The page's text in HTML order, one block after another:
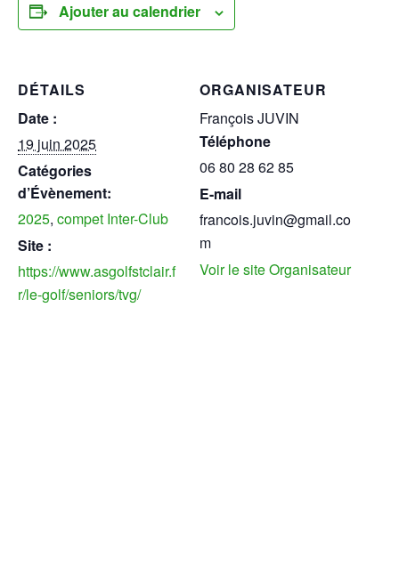
Ajouter au calendrier
DÉTAILS
Date :
19 juin 2025
Catégories
d’Évènement:
2025, compet Inter-Club
Site :
https://www.asgolfstclair.f
r/le-golf/seniors/tvg/
ORGANISATEUR
François JUVIN
Téléphone
06 80 28 62 85
E-mail
francois.juvin@gmail.co
m
Voir le site Organisateur